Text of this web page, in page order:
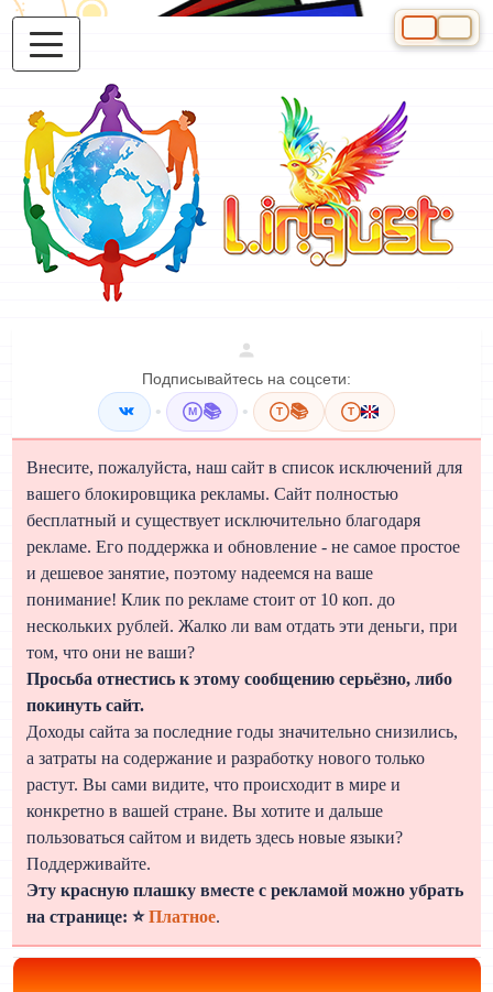
Подписывайтесь на соцсети:
• M 📚 • T 📚 T
Внесите, пожалуйста, наш сайт в список исключений для
вашего блокировщика рекламы. Сайт полностью
бесплатный и существует исключительно благодаря
рекламе. Его поддержка и обновление - не самое простое
и дешевое занятие, поэтому надеемся на ваше
понимание! Клик по рекламе стоит от 10 коп. до
нескольких рублей. Жалко ли вам отдать эти деньги, при
том, что они не ваши?
Просьба отнестись к этому сообщению серьёзно, либо
покинуть сайт.
Доходы сайта за последние годы значительно снизились,
а затраты на содержание и разработку нового только
растут. Вы сами видите, что происходит в мире и
конкретно в вашей стране. Вы хотите и дальше
пользоваться сайтом и видеть здесь новые языки?
Поддерживайте.
Эту красную плашку вместе с рекламой можно убрать
на странице: ⭐Платное.